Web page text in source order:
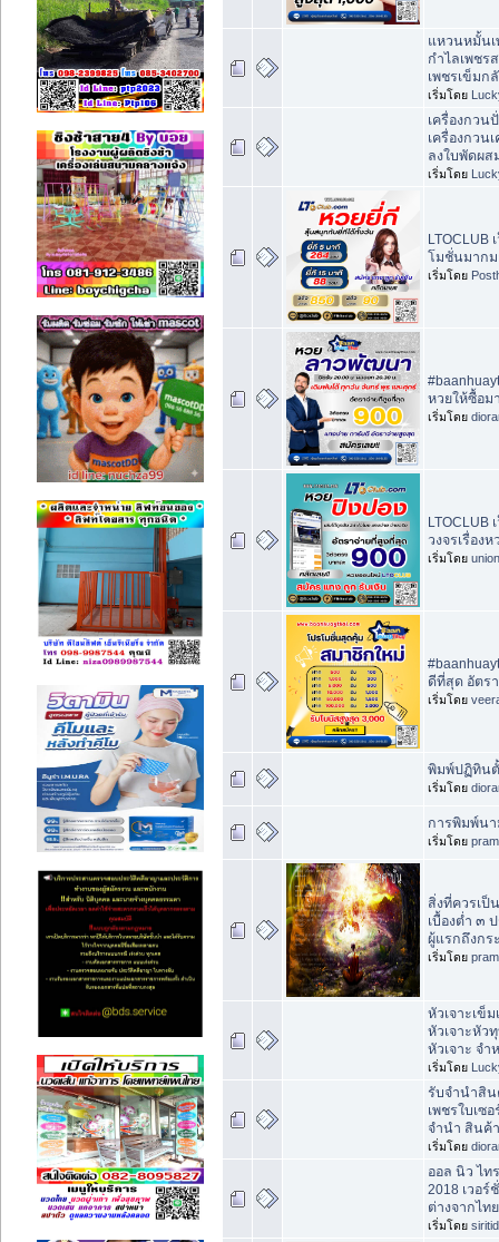
แหวนหมั้นเ
กำไลเพชร
เพชรเข็มก
เริ่มโดย
เครื่องกวน
เครื่องกวน
ลงใบพัดผส
เริ่มโดย
LTOCLUB
โมชั่นมาก
เริ่มโดย
หวยให้ซื้อ
เริ่มโดย
LTOCLUB
วงจรเรื่อง
เริ่มโดย
ดีที่สุด อัตร
เริ่มโดย
พิมพ์ปฏิทิน
เริ่มโดย
การพิมพ์น
เริ่มโดย
สิ่งที่ควรเป็
เบื้องต่ำ ๓
ผู้แรกถึงกร
เริ่มโดย
หัวเจาะเข็
หัวเจาะหัว
หัวเจาะ จำ
เริ่มโดย
รับจำนำสิ
เพชรใบเซ
จำนำ สินค้
เริ่มโดย
ออล นิว ไท
2018 เวอ
ต่างจากไทย
เริ่มโดย